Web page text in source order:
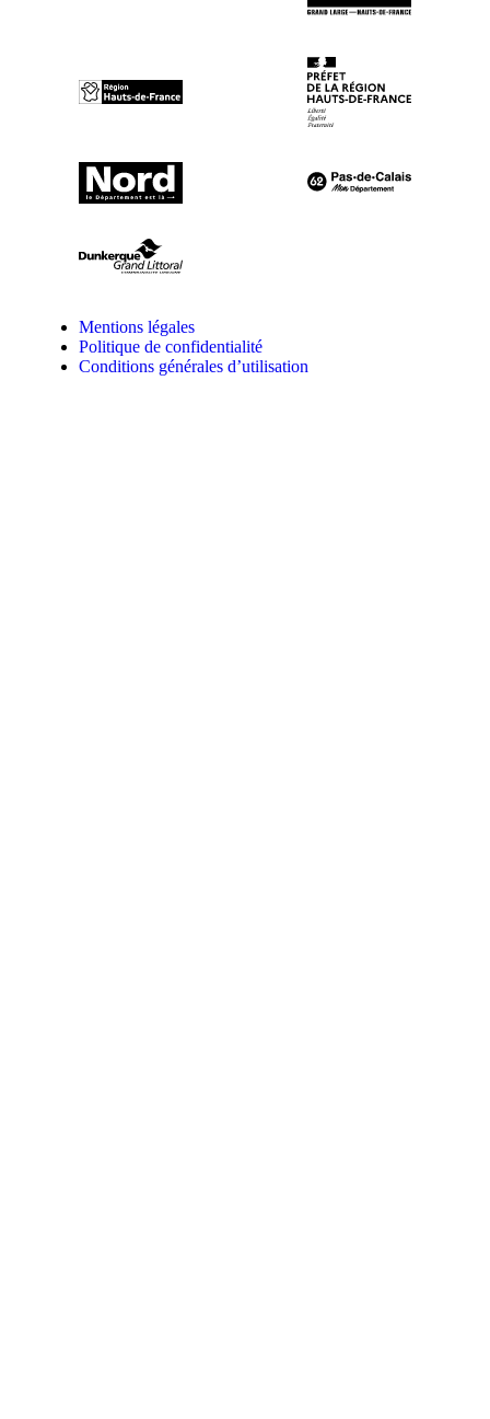
Mentions légales
Politique de confidentialité
Conditions générales d’utilisation